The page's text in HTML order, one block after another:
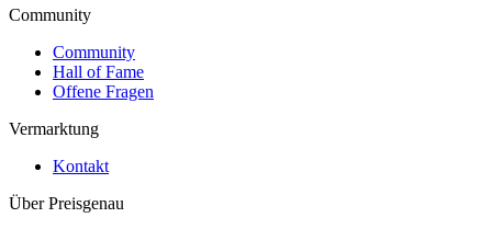
Community
Community
Hall of Fame
Offene Fragen
Vermarktung
Kontakt
Über Preisgenau